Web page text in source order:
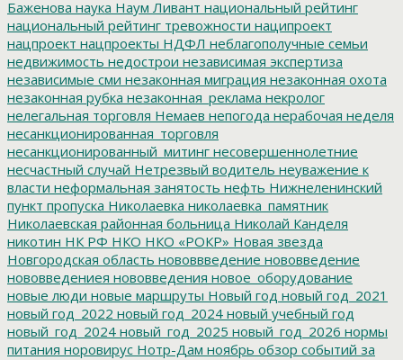
Баженова наука Наум Ливант национальный рейтинг
национальный рейтинг тревожности наципроект
нацпроект нацпроекты НДФЛ неблагополучные семьи
недвижимость недострои независимая экспертиза
независимые сми незаконная миграция незаконная охота
незаконная рубка незаконная_реклама некролог
нелегальная торговля Немаев непогода нерабочая неделя
несанкционированная_торговля
несанкционированный_митинг несовершеннолетние
несчастный случай Нетрезвый водитель неуважение к
власти неформальная занятость нефть Нижнеленинский
пункт пропуска Николаевка николаевка_памятник
Николаевская районная больница Николай Канделя
никотин НК РФ НКО НКО «РОКР» Новая звезда
Новгородская область нововвведение нововведение
нововведениея нововведения новое_оборудование
новые люди новые маршруты Новый год новый год_2021
новый год_2022 новый год_2024 новый учебный год
новый_год_2024 новый_год_2025 новый_год_2026 нормы
питания норовирус Нотр-Дам ноябрь обзор событий за